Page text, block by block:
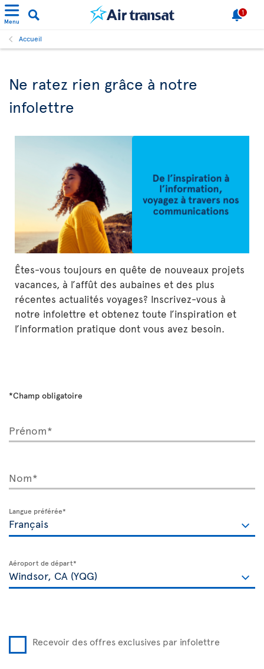
Menu
1
Accueil
Ne ratez rien grâce à notre
infolettre
Êtes-vous toujours en quête de nouveaux projets
vacances, à l’affût des aubaines et des plus
récentes actualités voyages? Inscrivez-vous à
notre infolettre et obtenez toute l’inspiration et
l’information pratique dont vous avez besoin.
*Champ obligatoire
Prénom*
Nom*
Langue préférée*
Aéroport de départ*
Recevoir des offres exclusives par infolettre